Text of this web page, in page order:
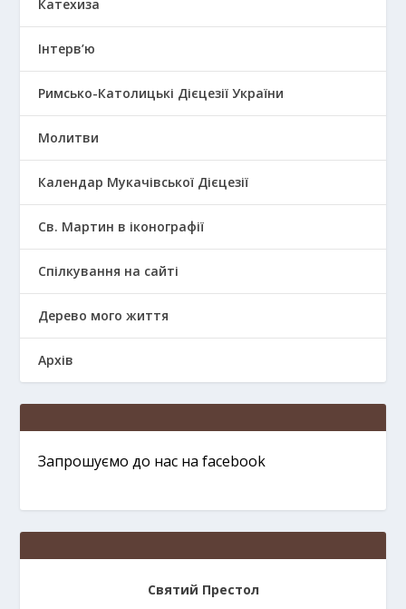
Катехиза
Інтерв’ю
Римсько-Католицькі Дієцезії України
Молитви
Календар Мукачівської Дієцезії
Св. Мартин в іконографії
Спілкування на сайті
Дерево мого життя
Архів
Запрошуємо до нас на facebook
Святий Престол